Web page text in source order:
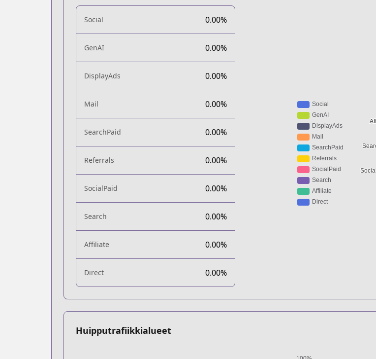
Social 0.00%
GenAI 0.00%
DisplayAds 0.00%
Mail 0.00%
SearchPaid 0.00%
Referrals 0.00%
SocialPaid 0.00%
Search 0.00%
Affiliate 0.00%
Direct 0.00%
Huipputrafiikkialueet